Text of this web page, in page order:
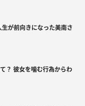
生が前向きになった美南さ
？ 彼女を噛む行為からわ